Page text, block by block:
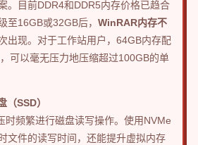
。目前DDR4和DDR5内存价格已趋合
至16GB或32GB后， WinRAR内存不
出现。对于工作站用户，64GB内存配
可以毫无压力地压缩超过100GB的单
（SSD）
时频繁进行磁盘读写操作。使用NVMe
文件的读写时间，还能提升虚拟内存